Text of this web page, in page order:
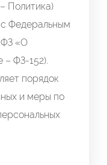
Политика)
с Федеральным
ФЗ «О
– ФЗ-152).
порядок
и меры по